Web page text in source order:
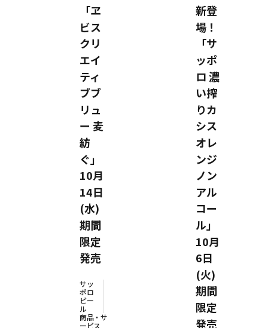
「ヱ
ビス
クリ
エイ
ティ
ブブ
リュ
ー 麦
紡
ぐ」
10月
14日
(水)
期間
限定
発売
サッ
ポロ
ビー
ル
商品・サ
ービス
新登
場！
「サ
ッポ
ロ 濃
い搾
りカ
シス
オレ
ンジ
ノン
アル
コー
ル」
10月
6日
(火)
期間
限定
発売